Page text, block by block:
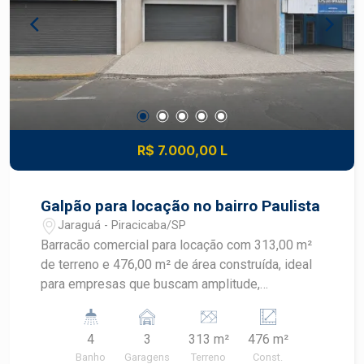
R$ 7.000,00 L
Galpão para locação no bairro Paulista
Jaraguá - Piracicaba/SP
Barracão comercial para locação com 313,00 m²
de terreno e 476,00 m² de área construída, ideal
para empresas que buscam amplitude,
diferentes tipos de operação. Distribuído em
dois pavimentos, o imóvel oferece excelente
4
Banho
3
Garagens
313 m²
Terreno
476 m²
Const.